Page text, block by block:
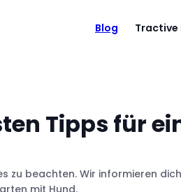
Blog Tractive
Tipps für
zu beachten. Wir informieren
mit Hund.